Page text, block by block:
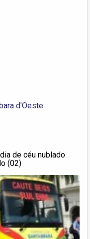
de céu nublado
(02)